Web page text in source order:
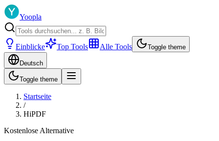
Yoopla
Einblicke Top Tools Alle Tools Toggle theme
Deutsch
Toggle theme
Startseite
/
HiPDF
Kostenlose Alternative